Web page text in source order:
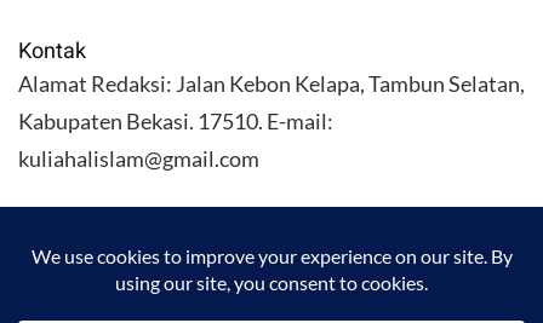
Kontak
Alamat Redaksi: Jalan Kebon Kelapa, Tambun Selatan,
Kabupaten Bekasi. 17510. E-mail:
kuliahalislam@gmail.com